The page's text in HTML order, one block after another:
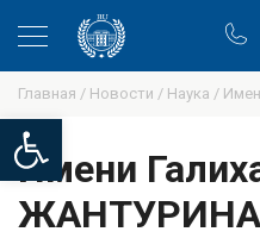
Open toolbar
Главная / Новости / Наука /
Имени
ЖАНТУРИНА